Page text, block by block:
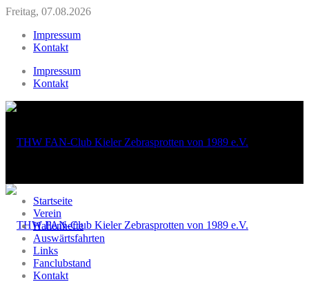
Freitag, 07.08.2026
Impressum
Kontakt
Impressum
Kontakt
Startseite
Verein
Hallenhefte
Auswärtsfahrten
Links
Fanclubstand
Kontakt